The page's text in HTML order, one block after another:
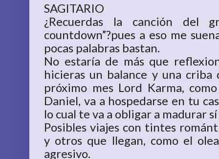
SAGITARIO
¿Recuerdas la canción del
countdown”?pues a eso me
pocas palabras bastan.
No estaría de más que
hicieras un balance y una criba
próximo mes Lord Karma,
Daniel, va a hospedarse en tu
lo cual te va a obligar a madurar sí
Posibles viajes con tintes
y otros que llegan, como el
agresivo.